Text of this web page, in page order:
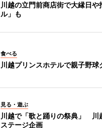
川越の立門前商店街で大縁日
ル」も
食べる
川越プリンスホテルで親子野球
見る・遊ぶ
川越で「歌と踊りの祭典」 川
ステージ企画